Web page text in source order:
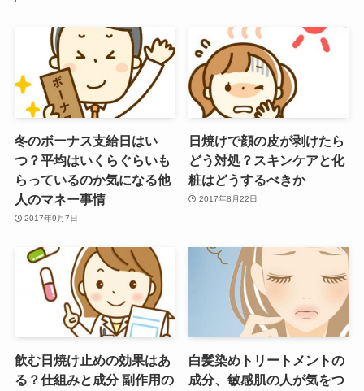
冬のボーナス支給日はい
つ？平均はいくらぐらいも
らっているのか気になる他
人のマネー事情
2017年9月7日
日焼けで顔の皮が剥けたら
どう対処？スキンケアと化
粧はどうするべきか
2017年8月22日
飲む日焼け止めの効果はあ
る？仕組みと成分 副作用の
白髪染めトリートメントの
成分、敏感肌の人が気をつ